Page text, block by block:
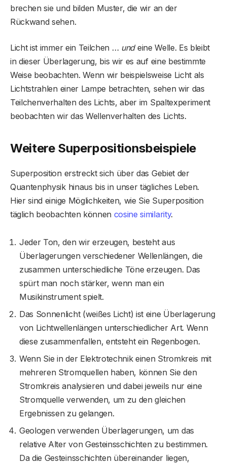
brechen sie und bilden Muster, die wir an der
Rückwand sehen.
Licht ist immer ein Teilchen … undeine Welle. Es bleibt
in dieser Überlagerung, bis wir es auf eine bestimmte
Weise beobachten. Wenn wir beispielsweise Licht als
Lichtstrahlen einer Lampe betrachten, sehen wir das
Teilchenverhalten des Lichts, aber im Spaltexperiment
beobachten wir das Wellenverhalten des Lichts.
Weitere Superpositionsbeispiele
Superposition erstreckt sich über das Gebiet der
Quantenphysik hinaus bis in unser tägliches Leben.
Hier sind einige Möglichkeiten, wie Sie Superposition
täglich beobachten können cosine similarity.
Jeder Ton, den wir erzeugen, besteht aus
Überlagerungen verschiedener Wellenlängen, die
zusammen unterschiedliche Töne erzeugen. Das
spürt man noch stärker, wenn man ein
Musikinstrument spielt.
Das Sonnenlicht (weißes Licht) ist eine Überlagerung
von Lichtwellenlängen unterschiedlicher Art. Wenn
diese zusammenfallen, entsteht ein Regenbogen.
Wenn Sie in der Elektrotechnik einen Stromkreis mit
mehreren Stromquellen haben, können Sie den
Stromkreis analysieren und dabei jeweils nur eine
Stromquelle verwenden, um zu den gleichen
Ergebnissen zu gelangen.
Geologen verwenden Überlagerungen, um das
relative Alter von Gesteinsschichten zu bestimmen.
Da die Gesteinsschichten übereinander liegen,